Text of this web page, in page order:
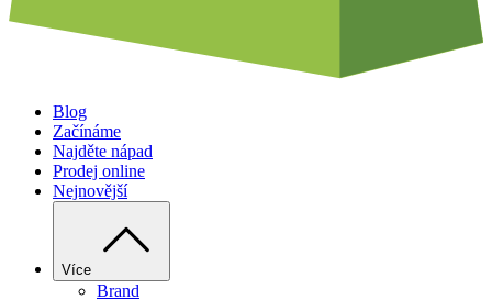
Blog
Začínáme
Najděte nápad
Prodej online
Nejnovější
Více
Brand